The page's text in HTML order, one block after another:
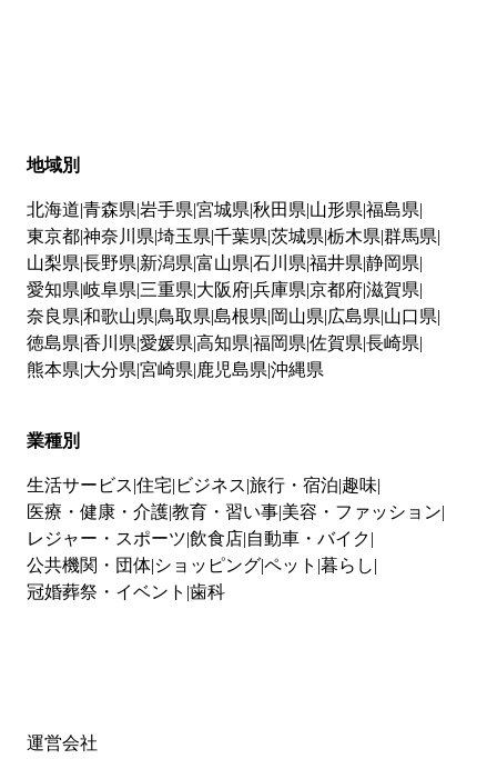
地域別
北海道 青森県 岩手県 宮城県 秋田県 山形県 福島県
東京都神奈川県 埼玉県 千葉県 茨城県 栃木県 群馬県
山梨県 長野県 新潟県 富山県 石川県 福井県 静岡県
愛知県 岐阜県 三重県 大阪府兵庫県 京都府滋賀県
奈良県 和歌山県 鳥取県 島根県 岡山県 広島県 山口県
徳島県 香川県 愛媛県 高知県 福岡県 佐賀県 長崎県
熊本県 大分県 宮崎県 鹿児島県 沖縄県
業種別
生活サービス 住宅 ビジネス 旅行・宿泊 趣味
医療・健康・介護教育・習い事 美容・ファッション
レジャー・スポーツ 飲食店 自動車・バイク
公共機関・団体 ショッピングペット 暮らし
冠婚葬祭・イベント 歯科
運営会社